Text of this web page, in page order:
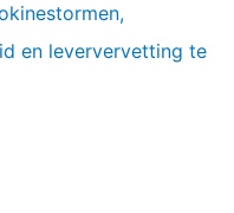
en leververvetting te